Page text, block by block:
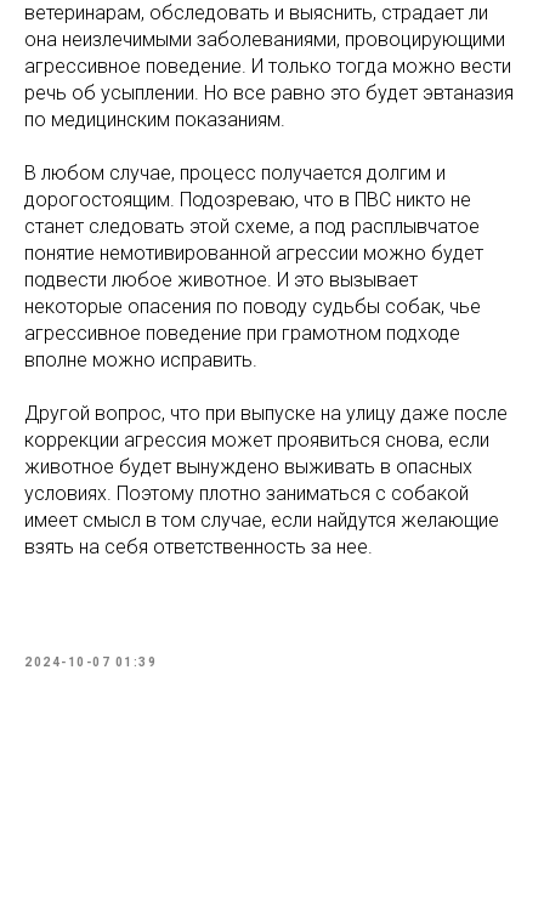
ветеринарам, обследовать и выяснить, страдает ли
она неизлечимыми заболеваниями, провоцирующими
агрессивное поведение. И только тогда можно вести
речь об усыплении. Но все равно это будет эвтаназия
по медицинским показаниям.
В любом случае, процесс получается долгим и
дорогостоящим. Подозреваю, что в ПВС никто не
станет следовать этой схеме, а под расплывчатое
понятие немотивированной агрессии можно будет
подвести любое животное. И это вызывает
некоторые опасения по поводу судьбы собак, чье
агрессивное поведение при грамотном подходе
вполне можно исправить.
Другой вопрос, что при выпуске на улицу даже после
коррекции агрессия может проявиться снова, если
животное будет вынуждено выживать в опасных
условиях. Поэтому плотно заниматься с собакой
имеет смысл в том случае, если найдутся желающие
взять на себя ответственность за нее.
2024-10-07 01:39